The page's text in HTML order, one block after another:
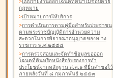
>แบบรายงานออกโฉนดที่ดินฯไม่ชอบด้วย
กฎหมาย
>เป้าหมายการให้บริการ
>การดำเนินการตามคู่มือสำหรับประชาชน
ตามพระราชบัญญัติการอำนวยความ
สะดวกในการพิจารณาอนุญาตของท าง
ราชการ พ.ศ.๒๕๕๘
>การตรวจสอบและจัดทำข้อมูลขอออก
โฉนดที่ดินหรือหนังสือรับรองการทำ
ประโยชน์จากหลักฐาน ส.ค.๑ ที่ยื่นคำขอไว้
ภายหลังวันที่ ๘ กุมภาพันธ์ ๒๕๕๓